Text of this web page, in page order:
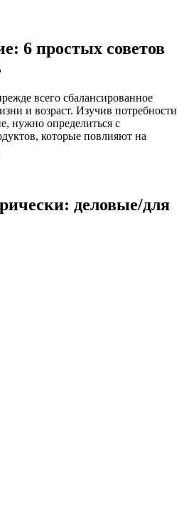
6 простых советов
всего сбалансированное
и возраст. Изучив потребности
нужно определиться с
которые повлияют на
деловые/для